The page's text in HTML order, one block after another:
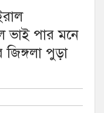
ভাই পার মনে
জিঙ্গলা পুড়া